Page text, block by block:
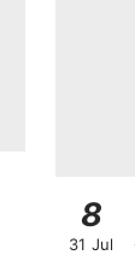
8
31 Jul